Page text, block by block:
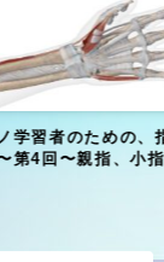
解
肉
子供のピア
いい？優し